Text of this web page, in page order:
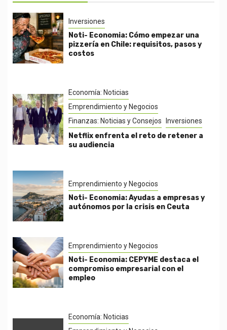
Inversiones
Noti- Economia: Cómo empezar una
pizzería en Chile: requisitos, pasos y
costos
Economía: Noticias
Emprendimiento y Negocios
Finanzas: Noticias y Consejos
Inversiones
Netflix enfrenta el reto de retener a
su audiencia
Emprendimiento y Negocios
Noti- Economia: Ayudas a empresas y
autónomos por la crisis en Ceuta
Emprendimiento y Negocios
Noti- Economia: CEPYME destaca el
compromiso empresarial con el
empleo
Economía: Noticias